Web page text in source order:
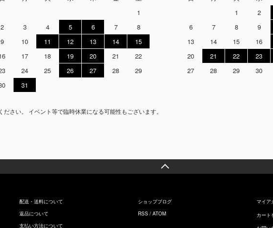
1
2
3 4 5 6 7
8
9
10 11 12 13 14
15
17 18 19 20 21
22
24 25 26 27 28
29
31
1
2
6
7 8 9
13
14 15 16
20
21 22 23
27
28 29 30
さい。 イベント等で臨時休業になる可能性もございます。
配送・送料について
返品について
支払い方法について
ショップブログ
RSS / ATOM
マイア
カート